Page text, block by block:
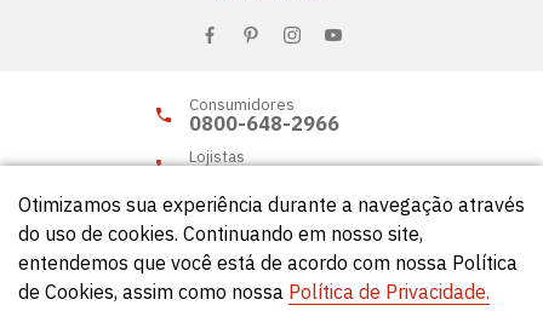
Consumidores
0800-648-2966
Lojistas
© Círculo 2026 - Todos os direitos reservados.
Otimizamos sua experiência durante a navegação através
do uso de cookies. Continuando em nosso site,
entendemos que você está de acordo com nossa Política
de Cookies, assim como nossa Política de Privacidade.